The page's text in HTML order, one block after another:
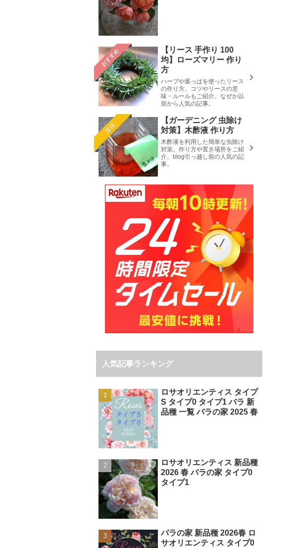
おすすめ
【リース 手作り 100
均】ローズマリー 作り
方
ハーブや葉っぱを使ったリース
の作り方。コツやリースの意
味・ルールもご紹介。なぜか以
前から人気の記事。
注目
【ガーデニング 虫除け
対策】木酢液 作り方
木酢液を利用した簡単な虫除け
対策。作り方や置き場所をご紹
介。blog引っ越し前の人気の記
事。
人気記事ランキング
ロサオリエンティス タイプ
S タイプ0 タイプ1 バラ 新
品種 一覧 バラの家 2025 春
ロサオリエンティス 新品種
2026 春 バラの家 タイプ0
タイプ1
バラの家 新品種 2026春 ロ
サオリエンティス タイプ0